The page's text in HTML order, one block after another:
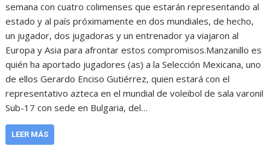
semana con cuatro colimenses que estarán representando al
estado y al país próximamente en dos mundiales, de hecho,
un jugador, dos jugadoras y un entrenador ya viajaron al
Europa y Asia para afrontar estos compromisos.Manzanillo es
quién ha aportado jugadores (as) a la Selección Mexicana, uno
de ellos Gerardo Enciso Gutiérrez, quien estará con el
representativo azteca en el mundial de voleibol de sala varonil
Sub-17 con sede en Bulgaria, del…
LEER MÁS